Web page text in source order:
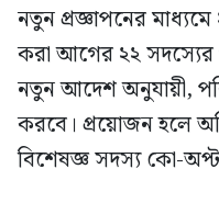
নতুন প্রজ্ঞাপনের
করা আগের ২২ সদস্যের
নতুন আদেশ অনুযায়ী,
করবে। প্রয়োজন হলে
বিশেষজ্ঞ সদস্য কো-